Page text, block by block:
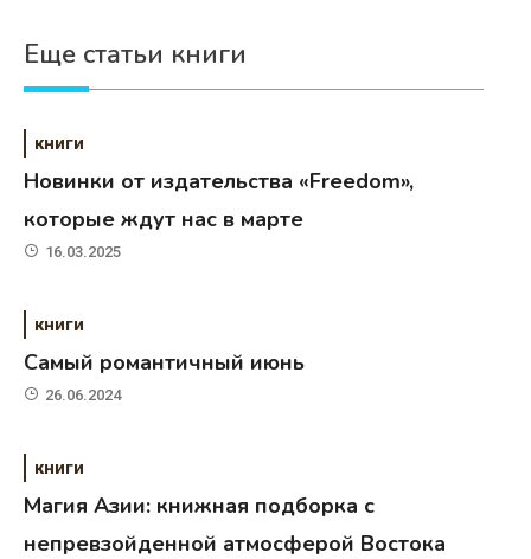
Еще статьи книги
книги
Новинки от издательства «Freedom»,
которые ждут нас в марте
16.03.2025
книги
Самый романтичный июнь
26.06.2024
книги
Магия Азии: книжная подборка с
непревзойденной атмосферой Востока